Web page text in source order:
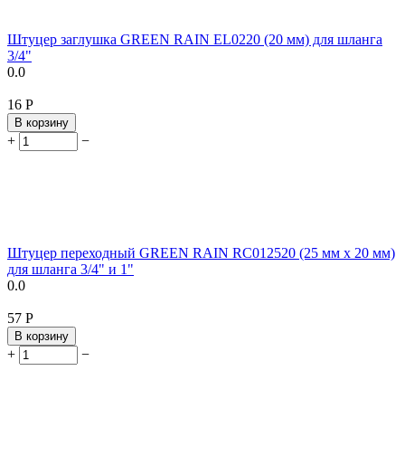
Штуцер заглушка GREEN RAIN EL0220 (20 мм) для шланга
3/4"
0.0
‍16‍ Р
В корзину
+ −
Штуцер переходный GREEN RAIN RC012520 (25 мм x 20 мм)
для шланга 3/4" и 1"
0.0
‍57‍ Р
В корзину
+ −